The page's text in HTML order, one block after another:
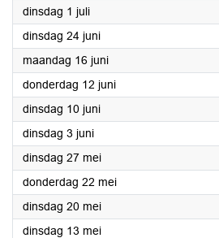
dinsdag 1 juli2025
dinsdag 24 juni2025
maandag 16 juni2025
donderdag 12 juni2025
dinsdag 10 juni2025
dinsdag 3 juni2025
dinsdag 27 mei2025
donderdag 22 mei2025
dinsdag 20 mei2025
dinsdag 13 mei2025